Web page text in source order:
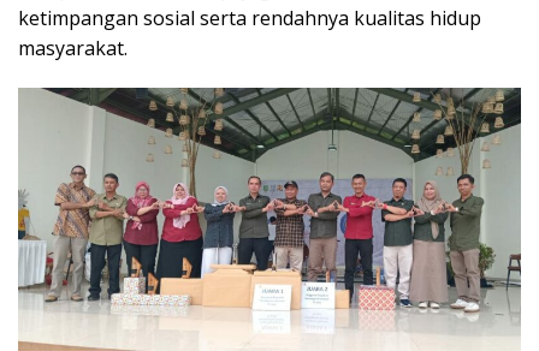
ketimpangan sosial serta rendahnya kualitas hidup
masyarakat.